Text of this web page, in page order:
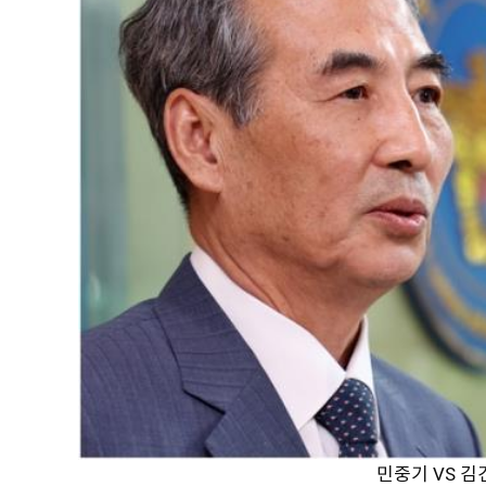
민중기 VS